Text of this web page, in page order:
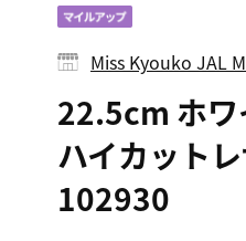
Miss Kyouko JAL
22.5cm ホ
ハイカット
102930